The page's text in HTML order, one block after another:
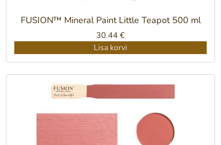
FUSION™ Mineral Paint Little Teapot 500 ml
30.44 €
Lisa korvi